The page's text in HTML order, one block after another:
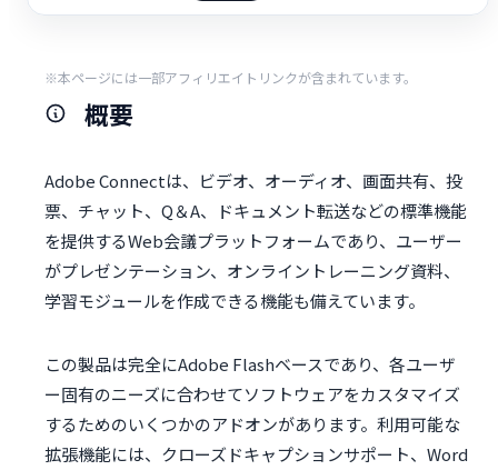
※本ページには一部アフィリエイトリンクが含まれています。
概要
Adobe Connectは、ビデオ、オーディオ、画面共有、投
票、チャット、Q＆A、ドキュメント転送などの標準機能
を提供するWeb会議プラットフォームであり、ユーザー
がプレゼンテーション、オンライントレーニング資料、
学習モジュールを作成できる機能も備えています。
この製品は完全にAdobe Flashベースであり、各ユーザ
ー固有のニーズに合わせてソフトウェアをカスタマイズ
するためのいくつかのアドオンがあります。利用可能な
拡張機能には、クローズドキャプションサポート、Word